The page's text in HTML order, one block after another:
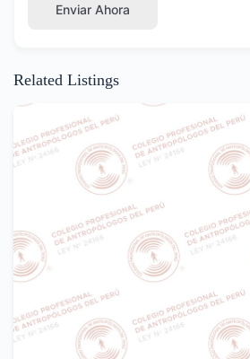
Enviar Ahora
Related Listings